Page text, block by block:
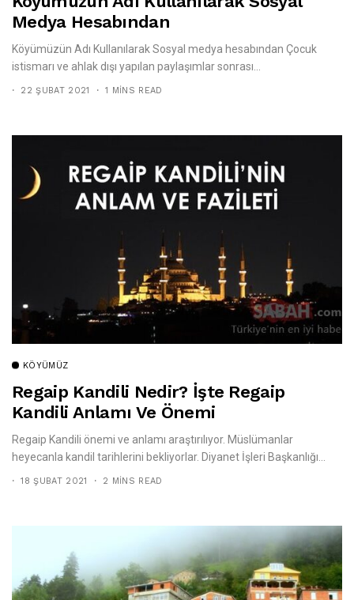
Medya Hesabından
Köyümüzün Adı Kullanılarak Sosyal medya hesabından Çocuk
istismarı ve ahlak dışı yapılan paylaşımlar sonrası...
22 ŞUBAT 2021 1 MINS READ
KÖYÜMÜZ
Regaip Kandili Nedir? İşte Regaip
Kandili Anlamı Ve Önemi
Regaip Kandili önemi ve anlamı araştırılıyor. Müslümanlar
heyecanla kandil tarihlerini bekliyorlar. Diyanet İşleri Başkanlığı...
18 ŞUBAT 2021 2 MINS READ